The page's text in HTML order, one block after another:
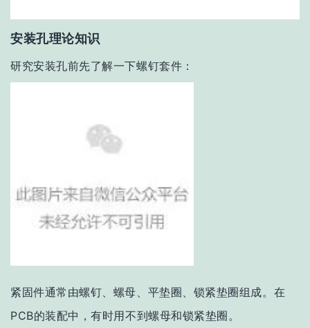
安装孔理论知识
研究安装孔前先了解一下螺钉套件：
紧固件通常由螺钉、螺母、平垫圈、锁紧垫圈组成。在
PCB的装配中，有时用不到螺母和锁紧垫圈。